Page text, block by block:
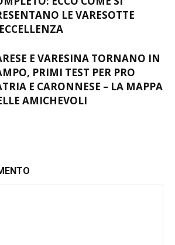
LE VARESOTTE
E VARESINA TORNANO IN
PRIMI TEST PER PRO
E CARONNESE – LA MAPPA
AMICHEVOLI